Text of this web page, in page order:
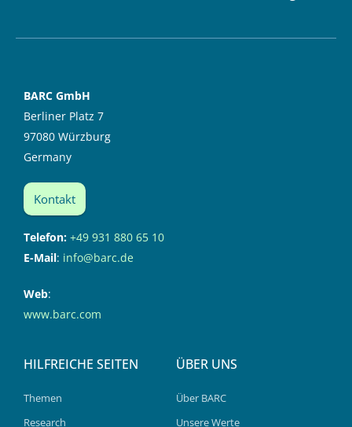
BARC GmbH
Berliner Platz 7
97080 Würzburg
Germany
Kontakt
Telefon: +49 931 880 65 10
E-Mail: info@barc.de
Web:
www.barc.com
HILFREICHE SEITEN
Themen
Research
ÜBER UNS
Über BARC
Unsere Werte